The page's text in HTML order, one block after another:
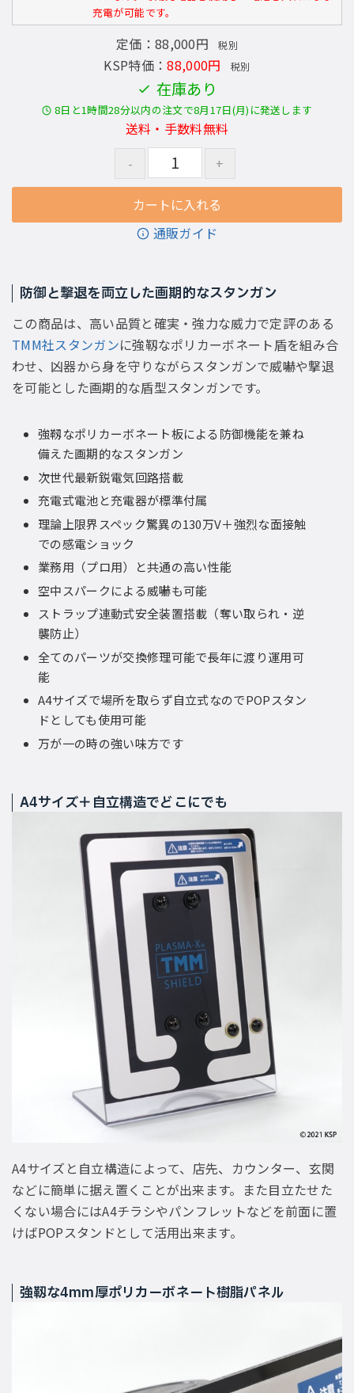
充電が可能です。
定価：88,000円 税別
KSP特価：88,000円 税別
在庫あり
8日と1時間28分以内の注文で8月17日(月)に発送します
送料・手数料無料
通販ガイド
防御と撃退を両立した画期的なスタンガン
この商品は、高い品質と確実・強力な威力で定評のある
TMM社スタンガンに強靱なポリカーボネート盾を組み合
わせ、凶器から身を守りながらスタンガンで威嚇や撃退
を可能とした画期的な盾型スタンガンです。
強靱なポリカーボネート板による防御機能を兼ね
備えた画期的なスタンガン
次世代最新鋭電気回路搭載
充電式電池と充電器が標準付属
理論上限界スペック驚異の130万V＋強烈な面接触
での感電ショック
業務用（プロ用）と共通の高い性能
空中スパークによる威嚇も可能
ストラップ連動式安全装置搭載（奪い取られ・逆
襲防止）
全てのパーツが交換修理可能で長年に渡り運用可
能
A4サイズで場所を取らず自立式なのでPOPスタン
ドとしても使用可能
万が一の時の強い味方です
A4サイズ＋自立構造でどこにでも
A4サイズと自立構造によって、店先、カウンター、玄関
などに簡単に据え置くことが出来ます。また目立たせた
くない場合にはA4チラシやパンフレットなどを前面に置
けばPOPスタンドとして活用出来ます。
強靱な4mm厚ポリカーボネート樹脂パネル